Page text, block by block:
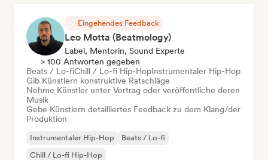
Eingehendes Feedback
Leo Motta (Beatmology)
Label, Mentorin, Sound Experte
> 100 Antworten gegeben
Beats / Lo-fiChill / Lo-fi Hip-HopInstrumentaler Hip-Hop
Gib Künstlern konstruktive Ratschläge
Nehme Künstler unter Vertrag oder veröffentliche deren
Musik
Gebe Künstlern detailliertes Feedback zu dem Klang/der
Produktion
Instrumentaler Hip-Hop
Beats / Lo-fi
Chill / Lo-fi Hip-Hop